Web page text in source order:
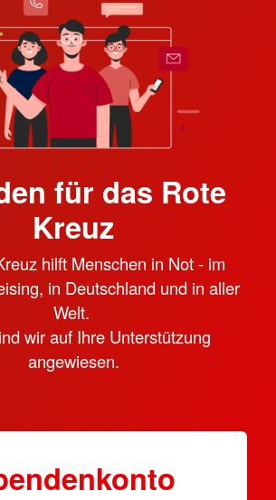
für das Rote
Kreuz
hilft Menschen in Not - im
in Deutschland und in aller
Welt.
wir auf Ihre Unterstützung
angewiesen.